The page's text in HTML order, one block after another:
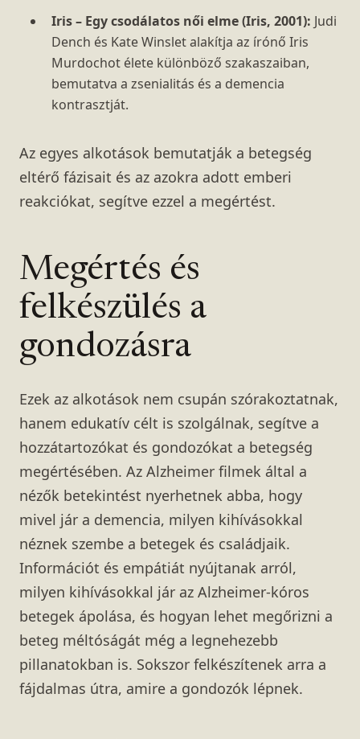
Iris – Egy csodálatos női elme (Iris, 2001): Judi
Dench és Kate Winslet alakítja az írónő Iris
Murdochot élete különböző szakaszaiban,
bemutatva a zsenialitás és a demencia
kontrasztját.
Az egyes alkotások bemutatják a betegség
eltérő fázisait és az azokra adott emberi
reakciókat, segítve ezzel a megértést.
Megértés és
felkészülés a
gondozásra
Ezek az alkotások nem csupán szórakoztatnak,
hanem edukatív célt is szolgálnak, segítve a
hozzátartozókat és gondozókat a betegség
megértésében. Az Alzheimer filmek által a
nézők betekintést nyerhetnek abba, hogy
mivel jár a demencia, milyen kihívásokkal
néznek szembe a betegek és családjaik.
Információt és empátiát nyújtanak arról,
milyen kihívásokkal jár az Alzheimer-kóros
betegek ápolása, és hogyan lehet megőrizni a
beteg méltóságát még a legnehezebb
pillanatokban is. Sokszor felkészítenek arra a
fájdalmas útra, amire a gondozók lépnek.